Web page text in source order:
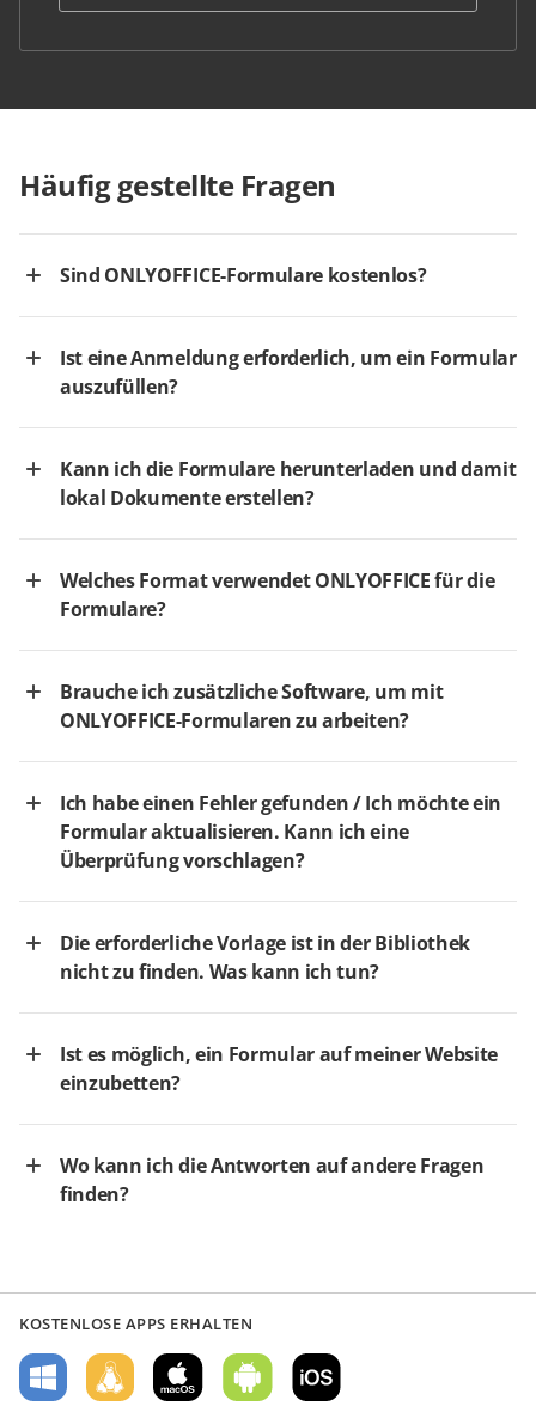
Häufig gestellte Fragen
Sind ONLYOFFICE-Formulare kostenlos?
Ist eine Anmeldung erforderlich, um ein Formular
auszufüllen?
Kann ich die Formulare herunterladen und damit
lokal Dokumente erstellen?
Welches Format verwendet ONLYOFFICE für die
Formulare?
Brauche ich zusätzliche Software, um mit
ONLYOFFICE-Formularen zu arbeiten?
Ich habe einen Fehler gefunden / Ich möchte ein
Formular aktualisieren. Kann ich eine
Überprüfung vorschlagen?
Die erforderliche Vorlage ist in der Bibliothek
nicht zu finden. Was kann ich tun?
Ist es möglich, ein Formular auf meiner Website
einzubetten?
Wo kann ich die Antworten auf andere Fragen
finden?
KOSTENLOSE APPS ERHALTEN